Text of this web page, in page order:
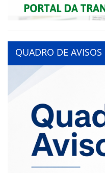
QUADRO DE AVISOS